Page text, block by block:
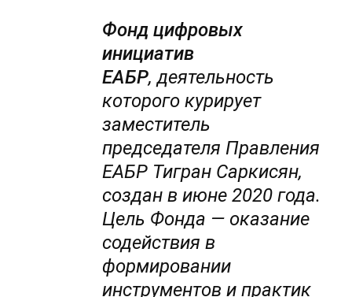
Фонд цифровых
инициатив
ЕАБР, деятельность
которого курирует
заместитель
председателя Правления
ЕАБР Тигран Саркисян,
создан в июне 2020 года.
Цель Фонда — оказание
содействия в
формировании
инструментов и практик